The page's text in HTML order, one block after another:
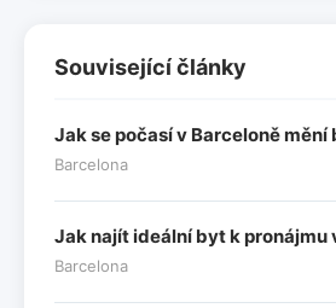
Související články
Jak se počasí v Barceloně mění
Barcelona
Jak najít ideální byt k pronájmu
Barcelona